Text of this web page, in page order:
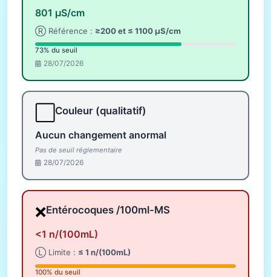
801 µS/cm
Ⓡ Référence : ≥200 et ≤ 1100 µS/cm
73% du seuil
28/07/2026
Couleur (qualitatif)
Aucun changement anormal
Pas de seuil réglementaire
28/07/2026
❌Entérocoques /100ml-MS
<1 n/(100mL)
Ⓛ Limite : ≤ 1 n/(100mL)
100% du seuil